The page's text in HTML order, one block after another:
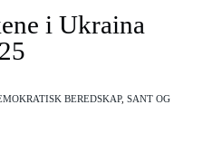
i Ukraina
BEREDSKAP, SANT OG